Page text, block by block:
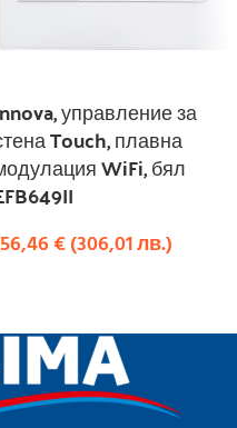
управление за
Touch, плавна
WiFi, бял
€(306,01лв.)